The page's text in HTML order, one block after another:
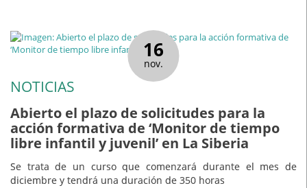
16
nov.
NOTICIAS
Abierto el plazo de solicitudes para la
acción formativa de ‘Monitor de tiempo
libre infantil y juvenil’ en La Siberia
Se trata de un curso que comenzará durante el mes de
diciembre y tendrá una duración de 350 horas